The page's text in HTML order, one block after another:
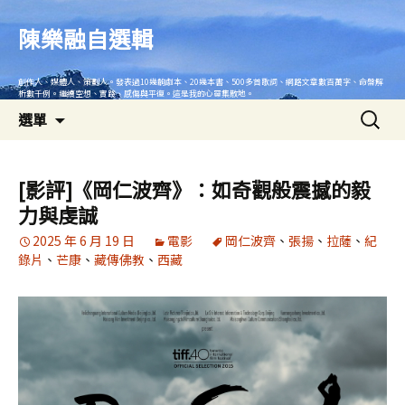
內
陳樂融自選輯
創作人、媒體人、策劃人。發表過10幾齣劇本、20幾本書、500多首歌詞、網路文章數百萬字、命盤解
析數千例。繼續空想、實踐、感傷與平復。這是我的心靈集散地。
選單
搜
尋
鍵
字:
[影評]《岡仁波齊》：如奇觀般震撼的毅
力與虔誠
2025 年 6 月 19 日 電影 岡仁波齊 、 張揚 、 拉薩 、 紀
錄片 、 芒康 、 藏傳佛教 、 西藏